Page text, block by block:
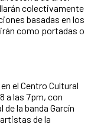
colectivamente
basadas en los
como portadas o
el Centro Cultural
a las 7pm, con
la banda Garcín
de la